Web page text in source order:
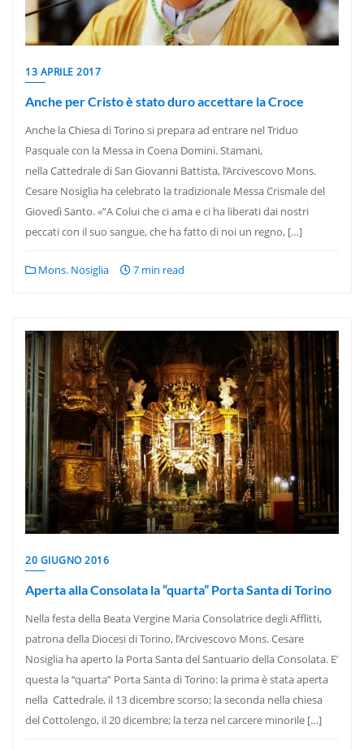
13 APRILE 2017
Anche per Cristo è stato duro accettare la Croce
Anche la Chiesa di Torino si prepara ad entrare nel Triduo
Pasquale con la Messa in Coena Domini. Stamani,
nella Cattedrale di San Giovanni Battista, l’Arcivescovo Mons.
Cesare Nosiglia ha celebrato la tradizionale Messa Crismale del
Giovedì Santo. «”A Colui che ci ama e ci ha liberati dai nostri
peccati con il suo sangue, che ha fatto di noi un regno, […]
Mons. Nosiglia 7 min read
20 GIUGNO 2016
Aperta alla Consolata la “quarta” Porta Santa di Torino
Nella festa della Beata Vergine Maria Consolatrice degli Afflitti,
patrona della Diocesi di Torino, l’Arcivescovo Mons. Cesare
Nosiglia ha aperto la Porta Santa del Santuario della Consolata. E’
questa la “quarta” Porta Santa di Torino: la prima è stata aperta
nella Cattedrale, il 13 dicembre scorso; la seconda nella chiesa
del Cottolengo, il 20 dicembre; la terza nel carcere minorile […]